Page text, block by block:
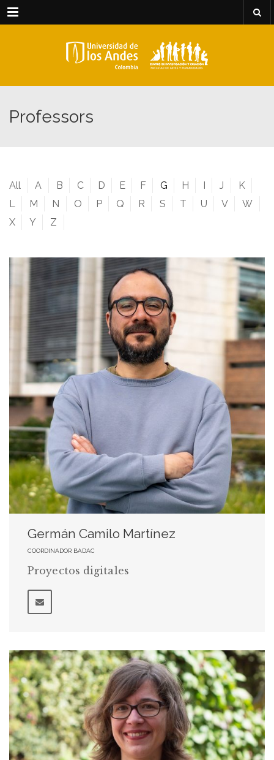
Menu
Professors
All A B C D E F G H I J
K
L
M N O P Q R S T U V
W
X
Y Z
Germán Camilo Martínez
COORDINADOR BADAC
Proyectos digitales